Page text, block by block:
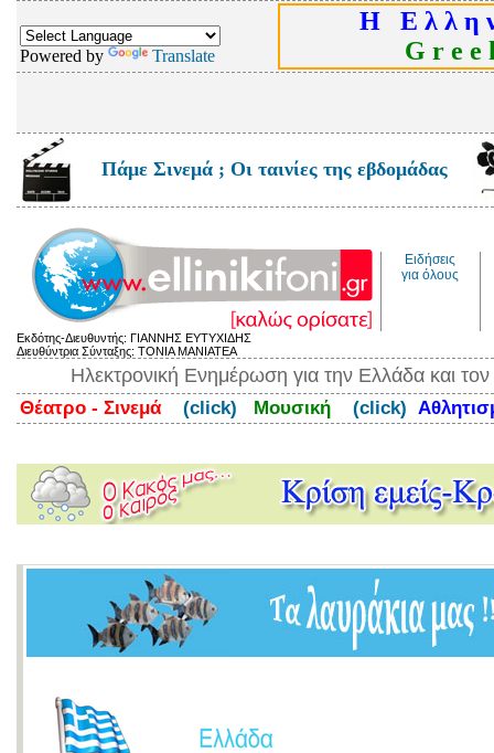
Powered by Translate
Η Ε λ λ η
G r e e
Πάμε Σινεμά ; Οι ταινίες της εβδομάδας
Ειδήσεις
για όλους
Εκδότης-Διευθυντής: ΓΙΑΝΝΗΣ ΕΥΤΥΧΙΔΗΣ
Διευθύντρια Σύνταξης: ΤΟΝΙΑ ΜΑΝΙΑΤΕΑ
Ηλεκτρονική Ενημέρωση για την Ελλάδα και
Θέατρο - Σινεμά (click) Μουσική (click)